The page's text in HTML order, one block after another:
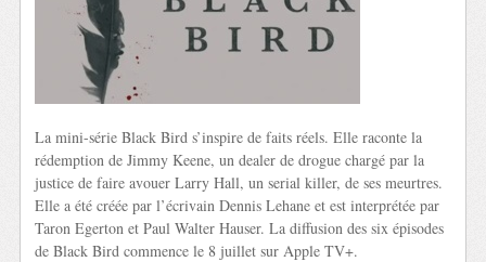
La mini-série Black Bird s’inspire de faits réels. Elle raconte la
rédemption de Jimmy Keene, un dealer de drogue chargé par la
justice de faire avouer Larry Hall, un serial killer, de ses meurtres.
Elle a été créée par l’écrivain Dennis Lehane et est interprétée par
Taron Egerton et Paul Walter Hauser. La diffusion des six épisodes
de Black Bird commence le 8 juillet sur Apple TV+.